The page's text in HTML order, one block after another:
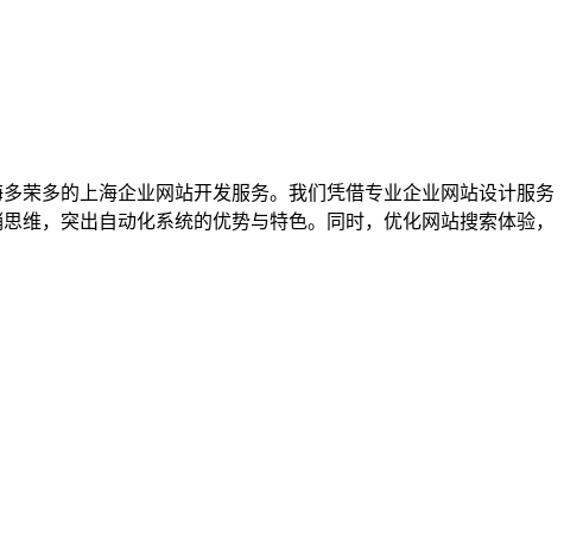
荣多的上海企业网站开发服务。我们凭借专业企业网站设计服务
维，突出自动化系统的优势与特色。同时，优化网站搜索体验，